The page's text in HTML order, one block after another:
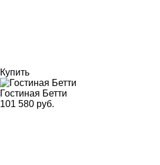
Купить
Гостиная Бетти
101 580 руб.